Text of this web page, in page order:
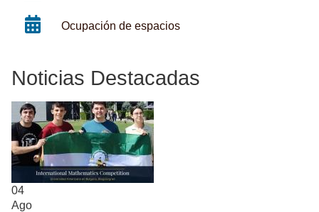
Ocupación de espacios
Noticias Destacadas
04
Ago